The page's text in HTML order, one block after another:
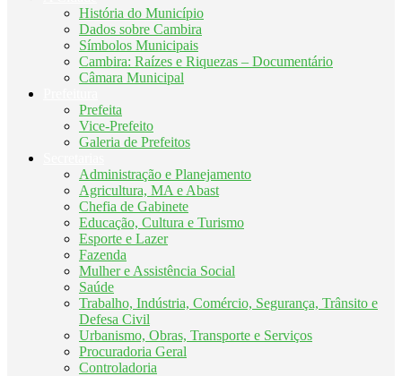
História do Município
Dados sobre Cambira
Símbolos Municipais
Cambira: Raízes e Riquezas – Documentário
Câmara Municipal
Prefeita
Vice-Prefeito
Galeria de Prefeitos
Administração e Planejamento
Agricultura, MA e Abast
Chefia de Gabinete
Educação, Cultura e Turismo
Esporte e Lazer
Fazenda
Mulher e Assistência Social
Saúde
Trabalho, Indústria, Comércio, Segurança, Trânsito e
Defesa Civil
Urbanismo, Obras, Transporte e Serviços
Procuradoria Geral
Controladoria